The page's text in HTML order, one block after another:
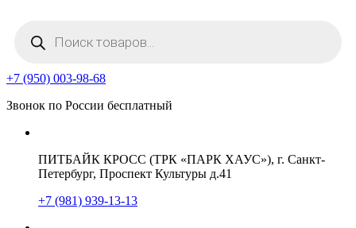
товаров
+7 (950) 003-98-68
Звонок по России бесплатный
ПИТБАЙК КРОСС (ТРК «ПАРК ХАУС»), г. Санкт-
Петербург, Проспект Культуры д.41
+7 (981) 939-13-13